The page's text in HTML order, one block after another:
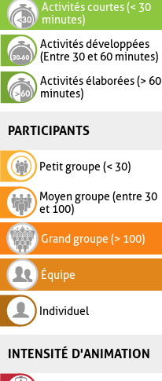
Activités courtes (< 30
minutes)
Activités développées
(Entre 30 et 60 minutes)
Activités élaborées (> 60
minutes)
PARTICIPANTS
Petit groupe (< 30)
Moyen groupe (entre 30
et 100)
Grand groupe (> 100)
Équipe
Individuel
INTENSITÉ D'ANIMATION